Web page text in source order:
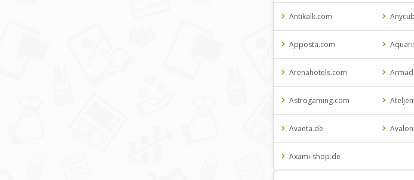
Antikalk.com
Apposta.com
Arenahotels.com
Astrogaming.com
Avaeta.de
Axami-shop.de